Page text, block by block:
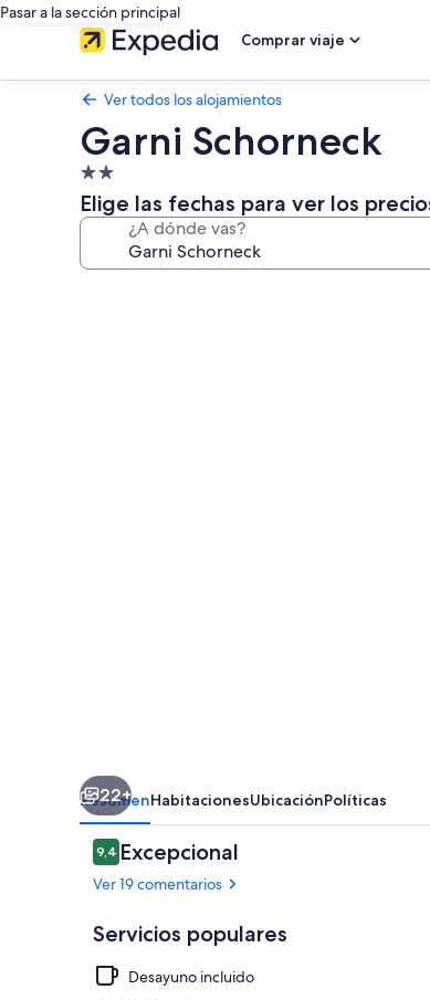
Pasar a la sección principal
Comprar viaje
Ver todos los alojamientos
Garni Schorneck
Alojamiento
de
2.0 estrellas
Elige las fechas para ver los
¿A dónde vas?
22+
ResumenHabitacionesUbicaciónPolíticas
Comentarios
9,49,4 de 10
Excepcional
Ver 19 comentarios
Servicios populares
Desayuno incluido